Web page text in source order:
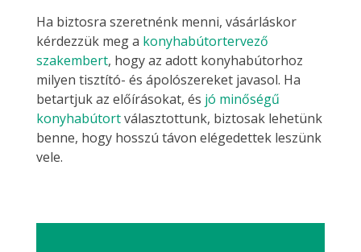
Ha biztosra szeretnénk menni, vásárláskor
kérdezzük meg a konyhabútortervező
szakembert, hogy az adott konyhabútorhoz
milyen tisztító- és ápolószereket javasol. Ha
betartjuk az előírásokat, és jó minőségű
konyhabútortválasztottunk, biztosak lehetünk
benne, hogy hosszú távon elégedettek leszünk
vele.